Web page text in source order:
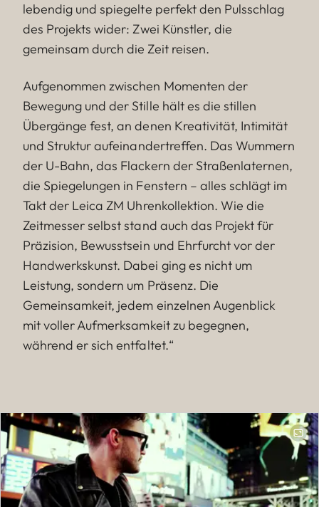
lebendig und spiegelte perfekt den Pulsschlag
des Projekts wider: Zwei Künstler, die
gemeinsam durch die Zeit reisen.
Aufgenommen zwischen Momenten der
Bewegung und der Stille hält es die stillen
Übergänge fest, an denen Kreativität, Intimität
und Struktur aufeinandertreffen. Das Wummern
der U-Bahn, das Flackern der Straßenlaternen,
die Spiegelungen in Fenstern – alles schlägt im
Takt der Leica ZM Uhrenkollektion. Wie die
Zeitmesser selbst stand auch das Projekt für
Präzision, Bewusstsein und Ehrfurcht vor der
Handwerkskunst. Dabei ging es nicht um
Leistung, sondern um Präsenz. Die
Gemeinsamkeit, jedem einzelnen Augenblick
mit voller Aufmerksamkeit zu begegnen,
während er sich entfaltet.“